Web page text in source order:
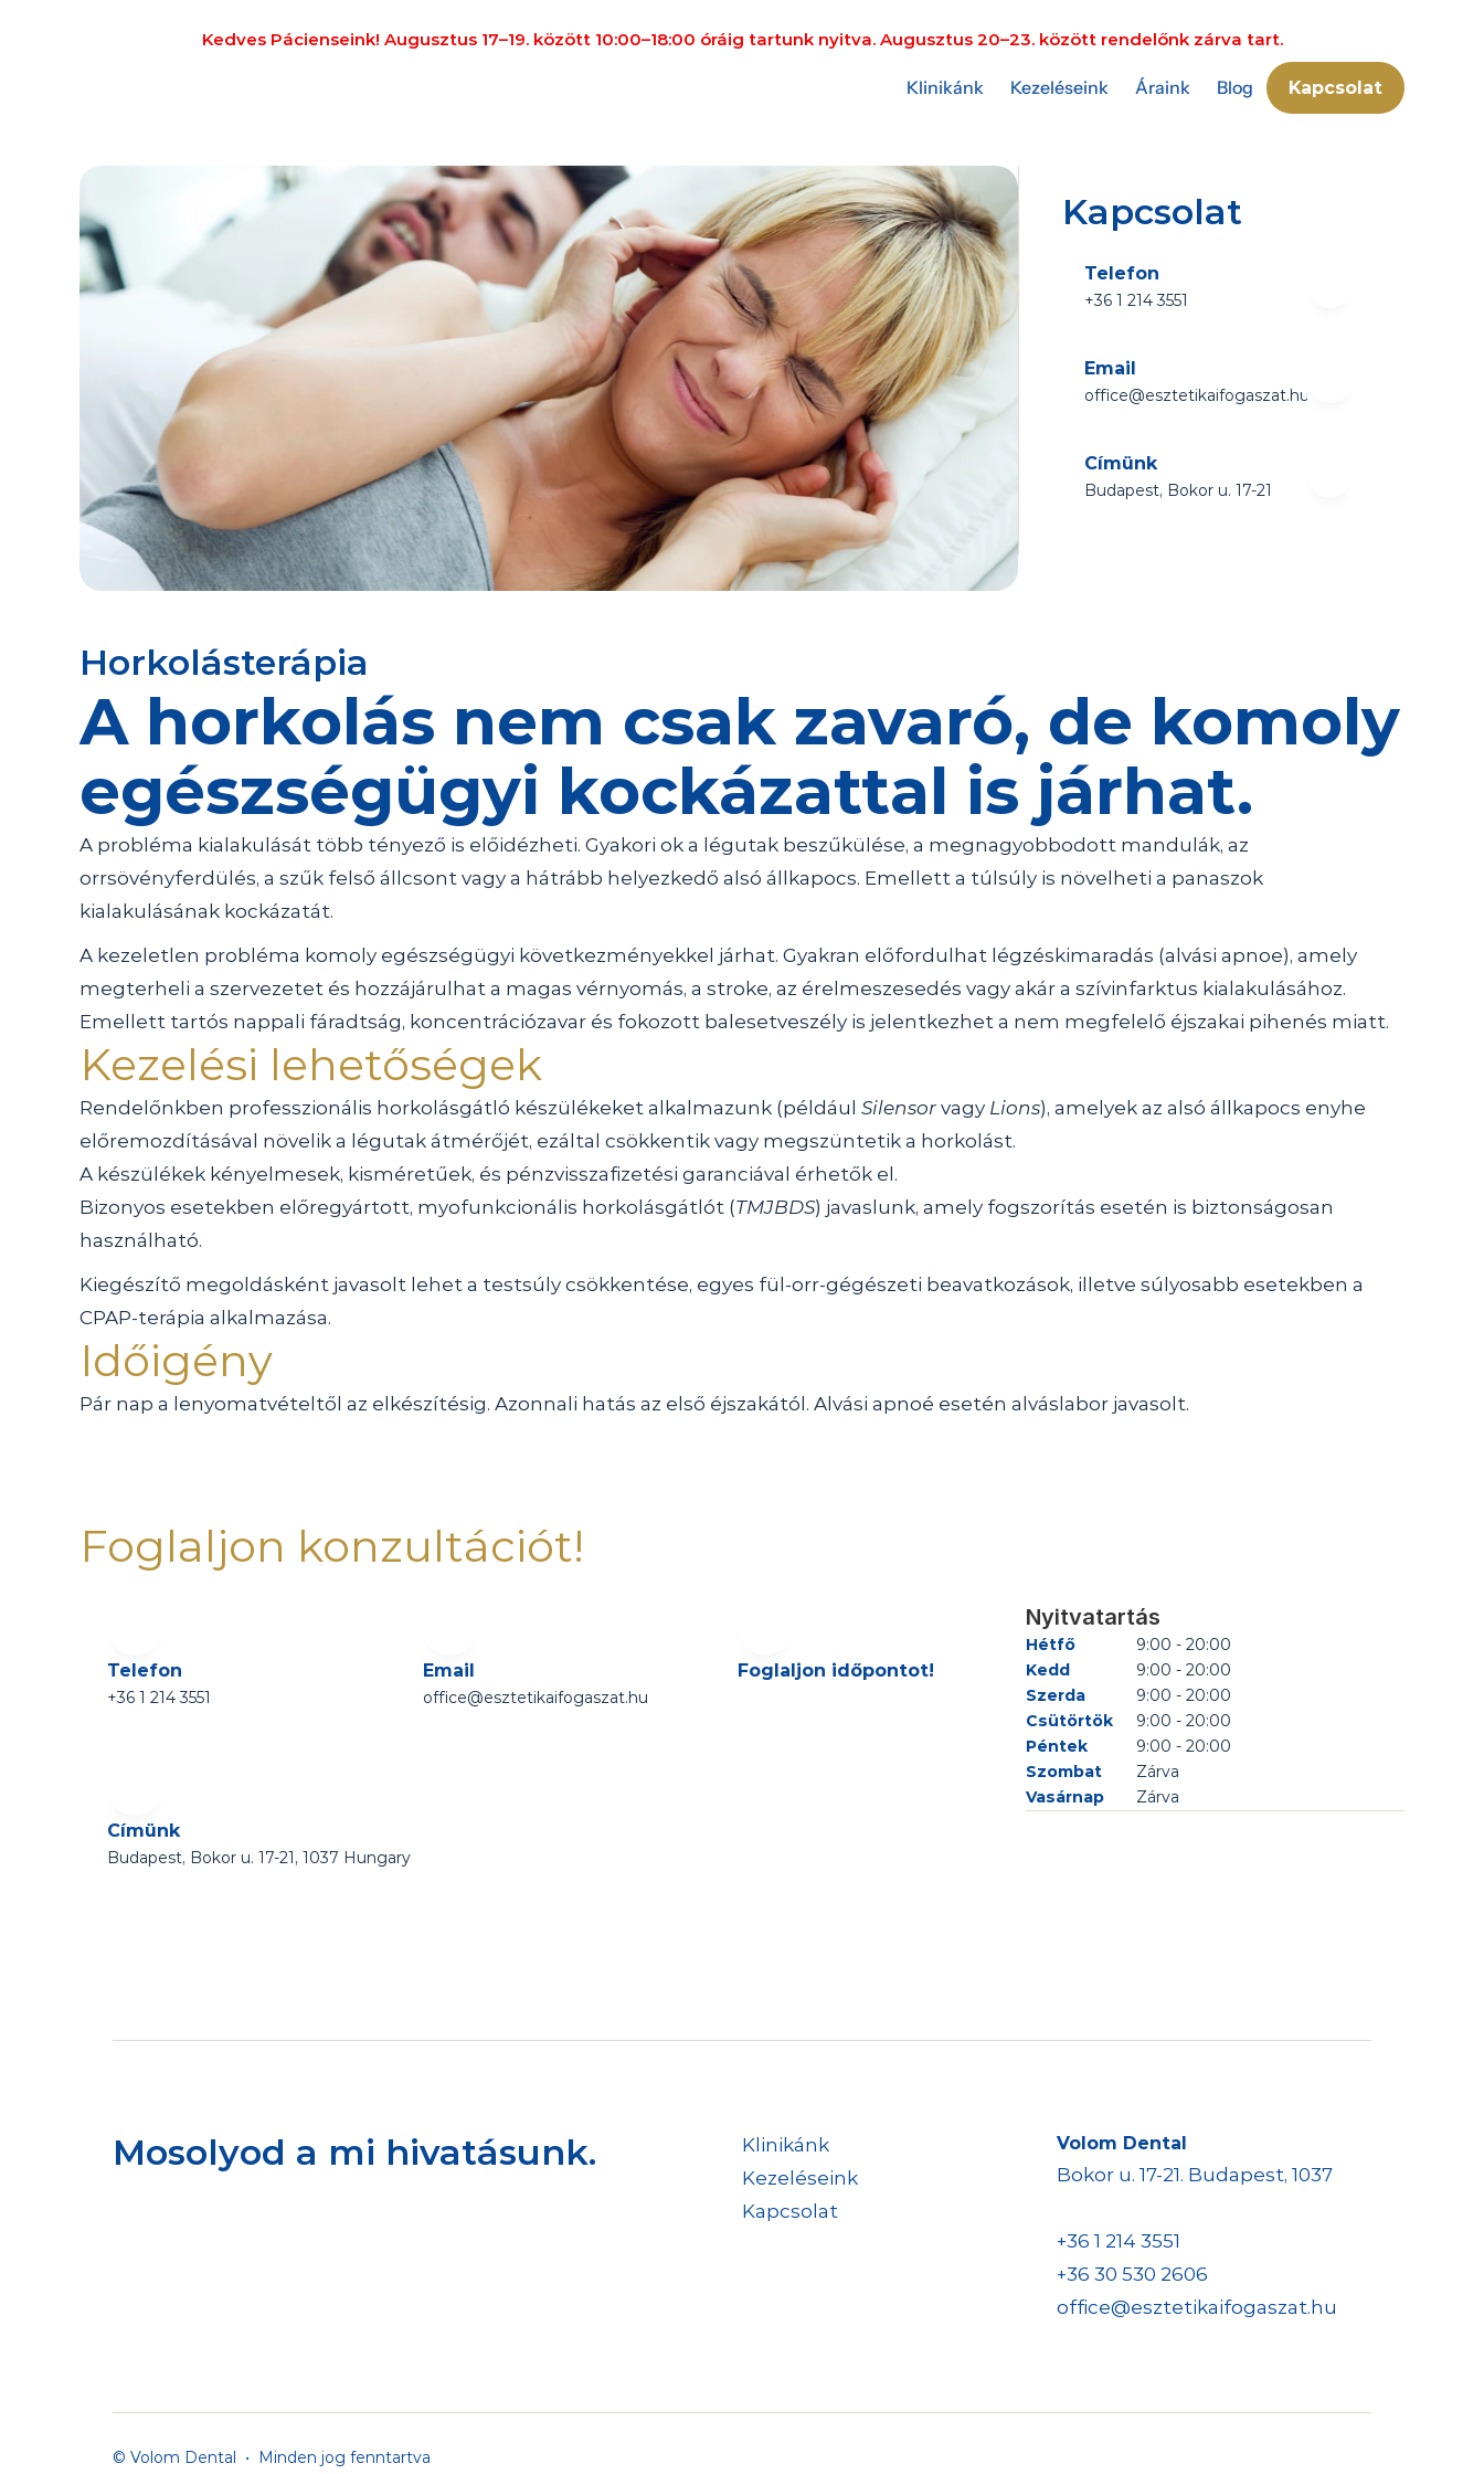
Kedves Pácienseink! Augusztus 17–19. között 10:00–18:00 óráig tartunk nyitva. Augusztus 20–23. között rendelőnk zárva tart.
Klinikánk Kezeléseink Áraink Blog Kapcsolat
Kapcsolat
Telefon
+36 1 214 3551
Email
office@esztetikaifogaszat.hu
Címünk
Budapest, Bokor u. 17-21
Horkolásterápia
A horkolás nem csak zavaró, de komoly
egészségügyi kockázattal is járhat.
A probléma kialakulását több tényező is előidézheti. Gyakori ok a légutak beszűkülése, a megnagyobbodott mandulák, az
orrsövényferdülés, a szűk felső állcsont vagy a hátrább helyezkedő alsó állkapocs. Emellett a túlsúly is növelheti a panaszok
kialakulásának kockázatát.
A kezeletlen probléma komoly egészségügyi következményekkel járhat. Gyakran előfordulhat légzéskimaradás (alvási apnoe), amely
megterheli a szervezetet és hozzájárulhat a magas vérnyomás, a stroke, az érelmeszesedés vagy akár a szívinfarktus kialakulásához.
Emellett tartós nappali fáradtság, koncentrációzavar és fokozott balesetveszély is jelentkezhet a nem megfelelő éjszakai pihenés miatt.
Kezelési lehetőségek
Rendelőnkben professzionális horkolásgátló készülékeket alkalmazunk (például Silensor vagy Lions), amelyek az alsó állkapocs enyhe
előremozdításával növelik a légutak átmérőjét, ezáltal csökkentik vagy megszüntetik a horkolást.
A készülékek kényelmesek, kisméretűek, és pénzvisszafizetési garanciával érhetők el.
Bizonyos esetekben előregyártott, myofunkcionális horkolásgátlót (TMJBDS) javaslunk, amely fogszorítás esetén is biztonságosan
használható.
Kiegészítő megoldásként javasolt lehet a testsúly csökkentése, egyes fül-orr-gégészeti beavatkozások, illetve súlyosabb esetekben a
CPAP-terápia alkalmazása.
Időigény
Pár nap a lenyomatvételtől az elkészítésig. Azonnali hatás az első éjszakától. Alvási apnoé esetén alváslabor javasolt.
Foglaljon konzultációt!
Telefon
+36 1 214 3551
Email
office@esztetikaifogaszat.hu
Foglaljon időpontot!
Címünk
Budapest, Bokor u. 17-21, 1037 Hungary
Nyitvatartás
Hétfő
9:00 - 20:00
Kedd
9:00 - 20:00
Szerda
9:00 - 20:00
Csütörtök
9:00 - 20:00
Péntek
9:00 - 20:00
Szombat
Zárva
Vasárnap
Zárva
Mosolyod a mi hivatásunk.
Klinikánk
Kezeléseink
Kapcsolat
Volom Dental
Bokor u. 17-21. Budapest, 1037
+36 1 214 3551
+36 30 530 2606
office@esztetikaifogaszat.hu
© Volom Dental  •  Minden jog fenntartva